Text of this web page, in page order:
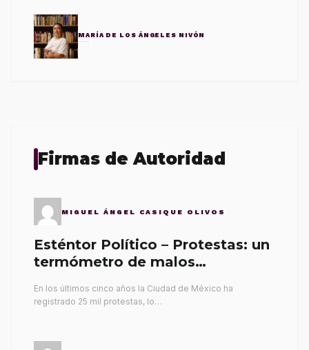
MARÍA DE LOS ÁNGELES NIVÓN
Firmas de Autoridad
MIGUEL ÁNGEL CASIQUE OLIVOS
Esténtor Político – Protestas: un
termómetro de malos
En los últimos cinco años la Ciudad de México ha
registrado 25 mil protestas, lo…